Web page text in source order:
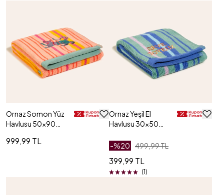
Ornaz Somon Yüz
Havlusu 50x90
999,99 TL
Ornaz Yeşil El
Havlusu 30x50
-%20 499,99 TL
399,99 TL
(1)